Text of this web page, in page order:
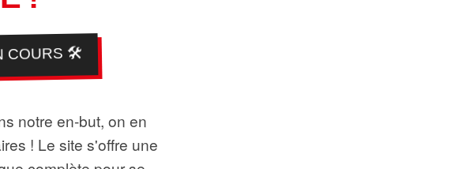
COURS 🛠️
notre en-but, on en
! Le site s'offre une